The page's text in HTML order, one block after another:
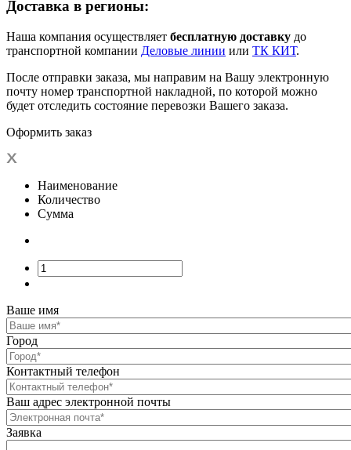
Доставка в регионы:
Наша компания осуществляет бесплатную доставку до
транспортной компании Деловые линии или ТК КИТ.
После отправки заказа, мы направим на Вашу электронную
почту номер транспортной накладной, по которой можно
будет отследить состояние перевозки Вашего заказа.
Оформить заказ
Наименование
Количество
Сумма
Ваше имя
Город
Контактный телефон
Ваш адрес электронной почты
Заявка